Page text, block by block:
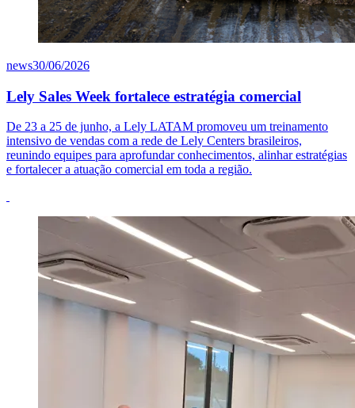
news30/06/2026
Lely Sales Week fortalece estratégia comercial
De 23 a 25 de junho, a Lely LATAM promoveu um treinamento
intensivo de vendas com a rede de Lely Centers brasileiros,
reunindo equipes para aprofundar conhecimentos, alinhar estratégias
e fortalecer a atuação comercial em toda a região.